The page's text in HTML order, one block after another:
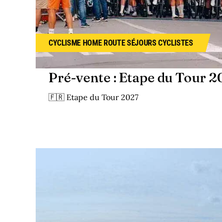
CYCLISME HOME ROUTE SÉJOURS CYCLISTES
Pré-vente : Etape du Tour
🇫🇷 Etape du Tour 2027